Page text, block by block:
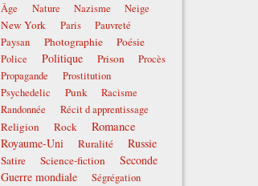
Âge
Nature Nazisme Neige
New York Paris
Pauvreté
Paysan
Photographie Poésie
Police Politique Prison
Procès
Propagande
Prostitution
Psychedelic
Punk
Racisme
Randonnée
Récit d apprentissage
Religion Rock Romance
Royaume-Uni Ruralité Russie
Satire Science-fiction
Seconde
Guerre mondiale
Ségrégation